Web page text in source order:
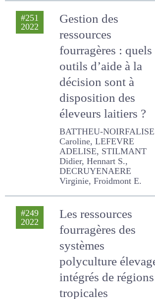
#251
2022
Gestion des
ressources
fourragères : quels
outils d’aide à la
décision sont à
disposition des
éleveurs laitiers ?
BATTHEU-NOIRFALISE
Caroline, LEFEVRE ADELISE,
STILMANT Didier, Hennart
S., DECRUYENAERE Virginie,
Froidmont E.
#249
2022
Les ressources
fourragères des
systèmes
polyculture
élevage intégrés de
régions tropicales